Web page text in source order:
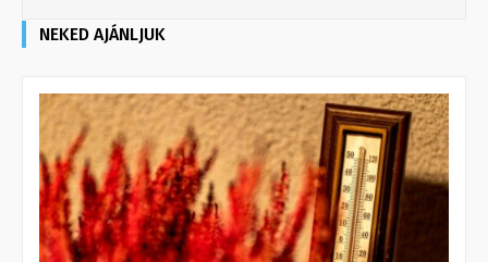
NEKED AJÁNLJUK